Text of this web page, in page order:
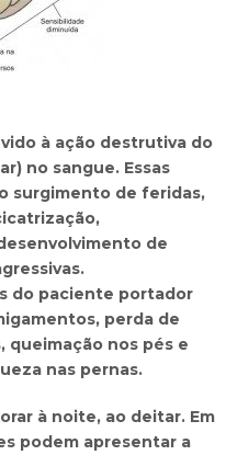
à ação destrutiva do
no sangue. Essas
surgimento de feridas,
de
do paciente portador
perda de
queimação nos pés e
nas pernas.
à noite, ao deitar. Em
podem apresentar a